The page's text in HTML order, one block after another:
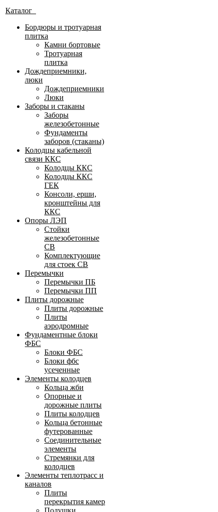
Каталог
Бордюры и тротуарная
плитка
Камни бортовые
Тротуарная
плитка
Дождеприемники,
люки
Дождеприемники
Люки
Заборы и стаканы
Заборы
железобетонные
Фундаменты
заборов (стаканы)
Колодцы кабельной
связи ККС
Колодцы ККС
Колодцы ККС
ГЕК
Консоли, ерши,
кронштейны для
ККС
Опоры ЛЭП
Стойки
железобетонные
СВ
Комплектующие
для стоек СВ
Перемычки
Перемычки ПБ
Перемычки ПП
Плиты дорожные
Плиты дорожные
Плиты
аэродромные
Фундаментные блоки
ФБС
Блоки ФБС
Блоки фбс
усеченные
Элементы колодцев
Кольца жби
Опорные и
дорожные плиты
Плиты колодцев
Кольца бетонные
футерованные
Соединительные
элементы
Стремянки для
колодцев
Элементы теплотрасс и
каналов
Плиты
перекрытия камер
Подушки